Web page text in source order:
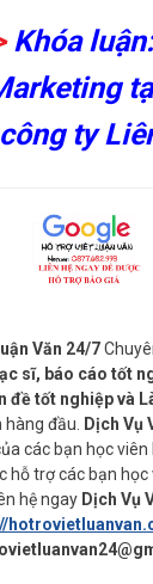
Khóa
ty
Văn 24/7
sĩ, báo cáo tốt
đề tốt nghiệp và
hàng đầu.
Dịch Vụ
các bạn học
hỗ trợ các bạn
hệ ngay Dịch Vụ